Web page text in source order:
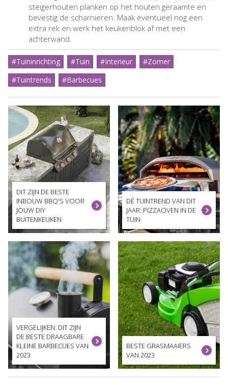
steigerhouten planken op het houten geraamte en
bevestig de scharnieren. Maak eventueel nog een
extra rek en werk het keukenblok af met een
achterwand.
#Tuininrichting #Tuin #Interieur
#Zomer
#Tuintrends
#Barbecues
DIT ZIJN DE BESTE
INBOUW BBQ'S VOOR
JOUW DIY
BUITENKEUKEN
DÉ TUINTREND VAN DIT
JAAR: PIZZAOVEN IN DE
TUIN
VERGELIJKEN: DIT ZIJN
DE BESTE DRAAGBARE
KLEINE BARBECUES VAN
2023
BESTE GRASMAAIERS
VAN 2023